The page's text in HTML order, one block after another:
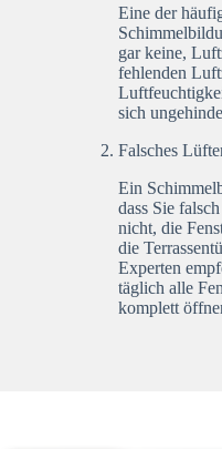
Eine der
gar keine,
fehlenden
sich
Falsches
Ein
dass Sie
nicht, die
die
Experten
täglich alle
komplett